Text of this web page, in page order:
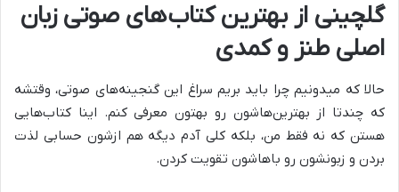
گلچینی از بهترین کتاب‌های صوتی زبان
اصلی طنز و کمدی
حالا که میدونیم چرا باید بریم سراغ این گنجینه‌های صوتی، وقتشه
که چندتا از بهترین‌هاشون رو بهتون معرفی کنم. اینا کتاب‌هایی
هستن که نه فقط من، بلکه کلی آدم دیگه هم ازشون حسابی لذت
بردن و زبونشون رو باهاشون تقویت کردن.